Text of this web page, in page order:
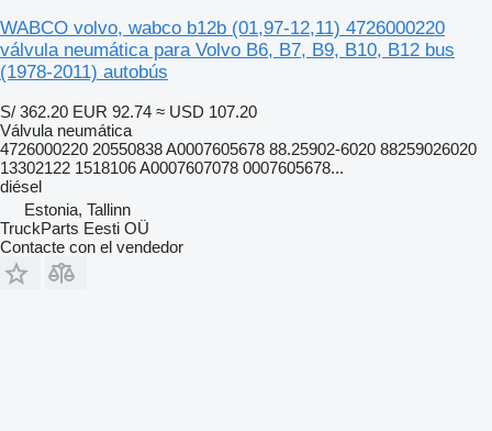
WABCO volvo, wabco b12b (01,97-12,11) 4726000220
válvula neumática para Volvo B6, B7, B9, B10, B12 bus
(1978-2011) autobús
S/ 362.20 EUR 92.74 ≈ USD 107.20
Válvula neumática
4726000220 20550838 A0007605678 88.25902-6020 88259026020
13302122 1518106 A0007607078 0007605678...
diésel
Estonia, Tallinn
TruckParts Eesti OÜ
Contacte con el vendedor